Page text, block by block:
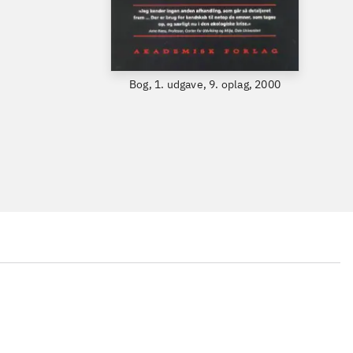
Bog, 1. udgave, 9. oplag, 2000